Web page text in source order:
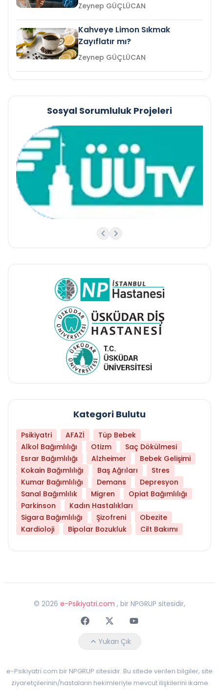
Zeynep GÜÇLÜCAN
Kahveye Limon Sıkmak
Zayıflatır mı?
Zeynep GÜÇLÜCAN
Sosyal Sorumluluk Projeleri
Kategori Bulutu
Psikiyatri AFAZİ
Tüp Bebek
Alkol Bağımlılığı
Otizm
Saç Dökülmesi
Esrar Bağımlılığı
Alzheimer
Bebek Gelişimi
Kokain Bağımlılığı
Baş Ağrıları
Stres
Kumar Bağımlılığı
Demans
Depresyon
Sanal Bağımlılık
Migren
Opiat Bağımlılığı
Parkinson
Kadın Hastalıkları
Sigara Bağımlılığı
Şizofreni
Obezite
Kardioloji
Bipolar Bozukluk Cilt Bakımı
© 2026 e-Psikiyatri.com , bir NPGRUP sitesidir,
FaceebokTwitterYoutube
Yukarı Çık
e-Psikiyatri.com bir NPGRUP sitesidir. Bu sitede verilen bilgiler, site
ziyaretçilerinin/hastaların hekimleriyle mevcut ilişkilerini ikame